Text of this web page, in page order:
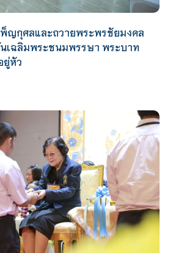
ญกุศลและถวายพระพรชัยมงคล
นเฉลิมพระชนมพรรษา พระบาท
ยู่หัว